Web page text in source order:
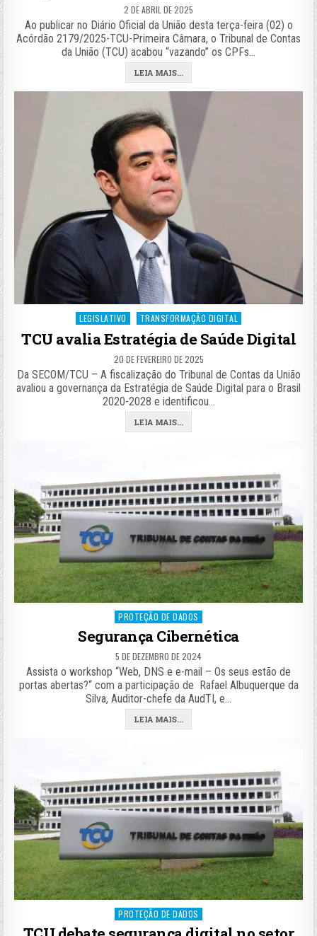
2 DE ABRIL DE 2025
Ao publicar no Diário Oficial da União desta terça-feira (02) o
Acórdão 2179/2025-TCU-Primeira Câmara, o Tribunal de Contas
da União (TCU) acabou “vazando” os CPFs…
LEIA MAIS...
Posted
LEGISLATIVO TRANSFORMAÇÃO DIGITAL
TCU avalia Estratégia de Saúde Digital
20 DE FEVEREIRO DE 2025
Da SECOM/TCU – A fiscalização do Tribunal de Contas da União
avaliou a governança da Estratégia de Saúde Digital para o Brasil
2020-2028 e identificou…
LEIA MAIS...
Posted
PROTEÇÃO DE DADOS
Segurança Cibernética
5 DE DEZEMBRO DE 2024
Assista o workshop “Web, DNS e e-mail – Os seus estão de
portas abertas?“ com a participação de Rafael Albuquerque da
Silva, Auditor-chefe da AudTI, e…
LEIA MAIS...
Posted
PROTEÇÃO DE DADOS